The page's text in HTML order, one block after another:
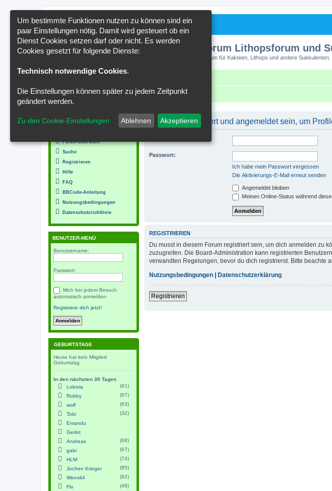
Kakteenforum Lithopsforum und
Forum für Kakteen, Lithops und andere
Portal Foren-Übersicht
Du musst registriert und angemeldet sein, um
Passwort:
Ich habe mein Passwort vergessen
Die Aktivierungs-E-Mail erneut senden
Angemeldet bleiben
Meinen Online-Status während
REGISTRIEREN
Du musst in diesem Forum registriert sein, um dich anmelden zu
zuzugreifen. Die Board-Administration kann registrierten
verwandten Regelungen, bevor du dich registrierst. Bitte
Nutzungsbedingungen
Datenschutzerklärung
Registrieren
Foren-Übersicht
Suche
Registrieren
Hilfe
FAQ
BBCode-Anleitung
Nutzungsbedingungen
Datenschutzrichtlinie
BENUTZER-MENÜ
Benutzername:
Passwort:
Mich bei jedem Besuch
automatisch anmelden
Registriere dich jetzt!
GEBURTSTAGE
Heute hat kein Mitglied
Geburtstag
In den nächsten 30 Tagen
Lobivia
(61)
Robby
(67)
wolf
(63)
Tobi
(32)
Emandu
Gerlot
Andreas
(68)
gabi
(67)
HLM
(74)
Jochen Krieger
(85)
Winni44
(82)
Flo
(48)
Um bestimmte Funktionen nutzen zu können sind ein
paar Einstellungen nötig. Damit wird gesteuert ob ein
Dienst Cookies setzen darf oder nicht. Es werden
Cookies gesetzt für folgende Dienste:
Technisch notwendige Cookies.
Die Einstellungen können später zu jedem Zeitpunkt
geändert werden.
Zu den Cookie-Einstellungen Ablehnen Akzeptieren